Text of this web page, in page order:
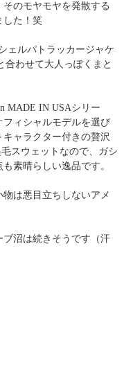
のモヤモヤを発散する
した！笑
ェルパトラッカージャケ
合わせて大人っぽくまと
MADE IN USAシリー
ィシャルモデルを選び
ャラクター付きの贅沢
スウェットなので、ガシ
素晴らしい逸品です。
は悪目立ちしないアメ
沼は続きそうです（汗